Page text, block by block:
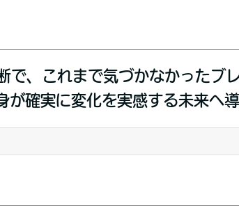
で、これまで気づかなかったブ
確実に変化を実感する未来へ